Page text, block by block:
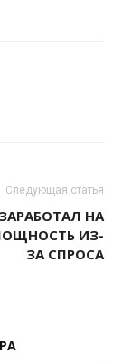
Следующая статья
НА
ИЗ-
ЗА СПРОСА